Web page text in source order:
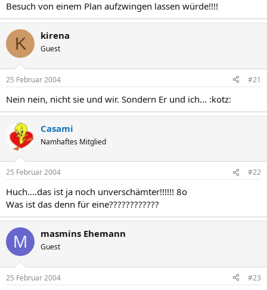
Besuch von einem Plan aufzwingen lassen würde!!!!
K kirena
Guest
25 Februar 2004 #21
Nein nein, nicht sie und wir. Sondern Er und ich... :kotz:
Casami
Namhaftes Mitglied
25 Februar 2004 #22
Huch....das ist ja noch unverschämter!!!!!! 8o
Was ist das denn für eine????????????
M masmins Ehemann
Guest
25 Februar 2004 #23